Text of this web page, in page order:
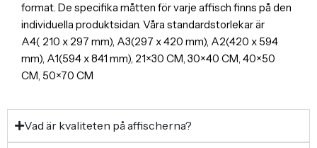
format. De specifika måtten för varje affisch finns på den
individuella produktsidan. Våra standardstorlekar är
A4( 210 x 297 mm), A3(297 x 420 mm), A2(420 x 594
mm), A1(594 x 841 mm), 21×30 CM, 30×40 CM, 40×50
CM, 50×70 CM
Vad är kvaliteten på affischerna?